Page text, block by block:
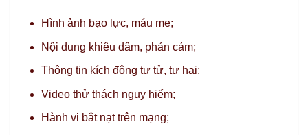
Hình ảnh bạo lực, máu me;
Nội dung khiêu dâm, phản cảm;
Thông tin kích động tự tử, tự hại;
Video thử thách nguy hiểm;
Hành vi bắt nạt trên mạng;